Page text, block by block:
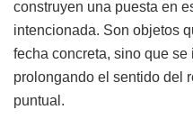
construyen una puesta en
intencionada. Son objetos
fecha concreta, sino que
prolongando el sentido del
puntual.